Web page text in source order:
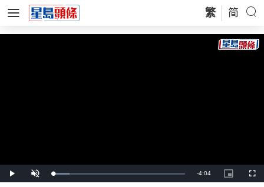
繁 简
Play Unmute Loaded:
12.55%
Remaining
-4:04
Picture-
in-